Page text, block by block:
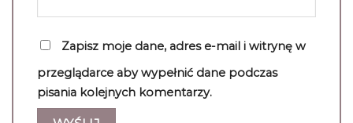
Zapisz moje dane, adres e-mail i witrynę w
przeglądarce aby wypełnić dane podczas
pisania kolejnych komentarzy.